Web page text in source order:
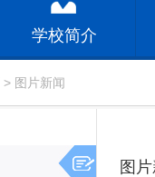
学校简介
> 图片新闻
图